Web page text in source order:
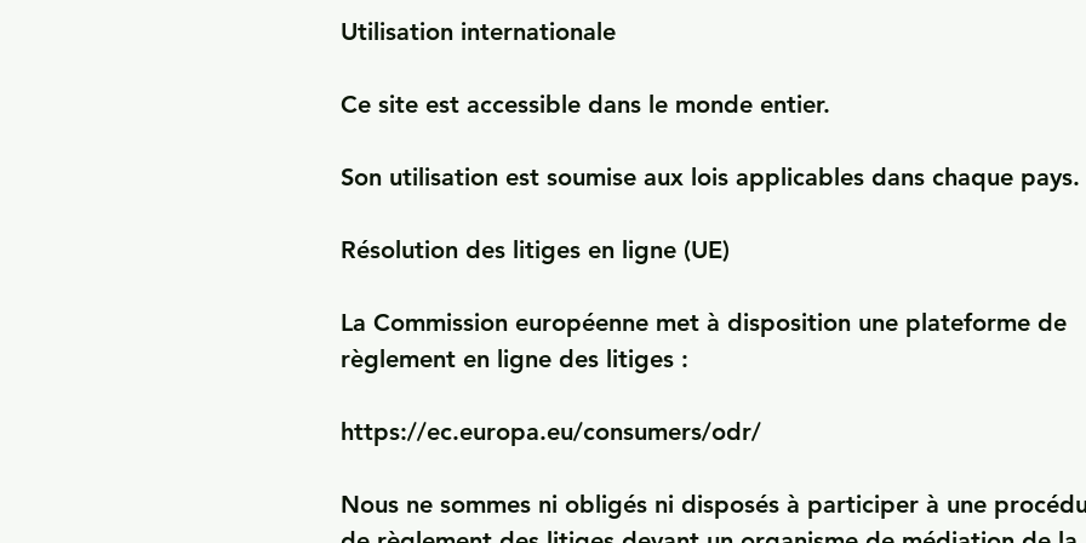
Utilisation internationale
Ce site est accessible dans le monde entier.
Son utilisation est soumise aux lois applicables dans chaque pays.
Résolution des litiges en ligne (UE)
La Commission européenne met à disposition une plateforme de
règlement en ligne des litiges :
https://ec.europa.eu/consumers/odr/
Nous ne sommes ni obligés ni disposés à participer à une